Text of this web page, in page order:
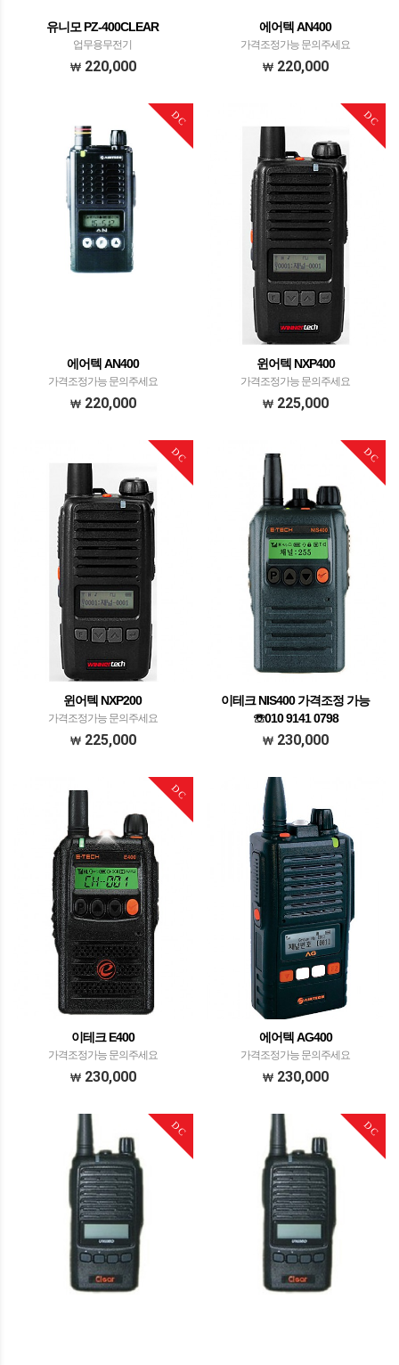
유니모 PZ-400CLEAR
업무용무전기
220,000
에어텍 AN400
가격조정가능 문의주세요
220,000
DC
에어텍 AN400
가격조정가능 문의주세요
220,000
DC
윈어텍 NXP400
가격조정가능 문의주세요
225,000
DC
윈어텍 NXP200
가격조정가능 문의주세요
225,000
DC
이테크 NIS400 가격조정 가능
☏010 9141 0798
이테크 NIS400
230,000
DC
이테크 E400
가격조정가능 문의주세요
230,000
에어텍 AG400
가격조정가능 문의주세요
230,000
DC DC